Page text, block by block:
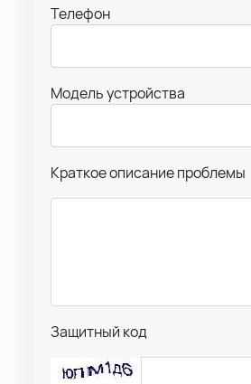
Телефон
Модель устройства
Краткое описание проблемы
Защитный код